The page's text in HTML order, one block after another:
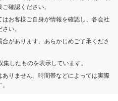
確認ください。
お客様ご自身が情報を確認し、各会社
い。
があります。あらかじめご了承くださ
したものを表示しています。
りません。時間帯などによっては実際